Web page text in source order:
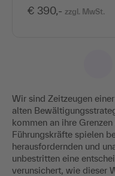
Wir sind Zeitzeugen
alten
kommen an ihre
Führungskräfte spielen
herausfordernden und
unbestritten eine
verunsichert, wie dieser
€ 390,- zzgl. MwSt.